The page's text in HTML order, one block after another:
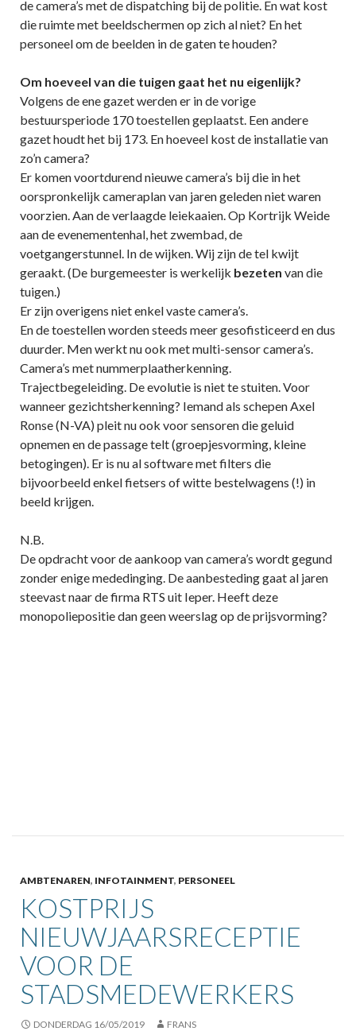
de camera’s met de dispatching bij de politie. En wat kost
die ruimte met beeldschermen op zich al niet? En het
personeel om de beelden in de gaten te houden?
Om hoeveel van die tuigen gaat het nu eigenlijk?
Volgens de ene gazet werden er in de vorige
bestuursperiode 170 toestellen geplaatst. Een andere
gazet houdt het bij 173. En hoeveel kost de installatie van
zo’n camera?
Er komen voortdurend nieuwe camera’s bij die in het
oorspronkelijk cameraplan van jaren geleden niet waren
voorzien. Aan de verlaagde leiekaaien. Op Kortrijk Weide
aan de evenementenhal, het zwembad, de
voetgangerstunnel. In de wijken. Wij zijn de tel kwijt
geraakt. (De burgemeester is werkelijk bezeten van die
tuigen.)
Er zijn overigens niet enkel vaste camera’s.
En de toestellen worden steeds meer gesofisticeerd en dus
duurder. Men werkt nu ook met multi-sensor camera’s.
Camera’s met nummerplaatherkenning.
Trajectbegeleiding. De evolutie is niet te stuiten. Voor
wanneer gezichtsherkenning? Iemand als schepen Axel
Ronse (N-VA) pleit nu ook voor sensoren die geluid
opnemen en de passage telt (groepjesvorming, kleine
betogingen). Er is nu al software met filters die
bijvoorbeeld enkel fietsers of witte bestelwagens (!) in
beeld krijgen.
N.B.
De opdracht voor de aankoop van camera’s wordt gegund
zonder enige mededinging. De aanbesteding gaat al jaren
steevast naar de firma RTS uit Ieper. Heeft deze
monopoliepositie dan geen weerslag op de prijsvorming?
AMBTENAREN, INFOTAINMENT, PERSONEEL
KOSTPRIJS
NIEUWJAARSRECEPTIE
VOOR DE
STADSMEDEWERKERS
DONDERDAG 16/05/2019 FRANS